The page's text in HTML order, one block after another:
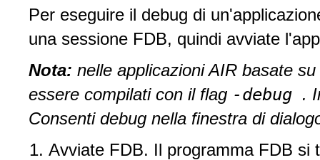
Per eseguire il debug di
una sessione FDB, quindi avviate
Nota: nelle applicazioni AIR basate
essere compilati con il flag -debug .
Consenti debug nella finestra di
Avviate FDB. Il programma FDB si